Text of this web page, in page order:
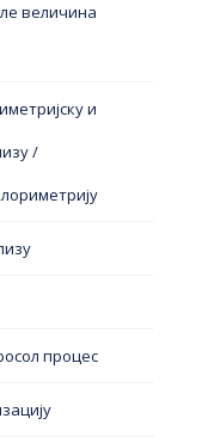
величина
и
/
процес